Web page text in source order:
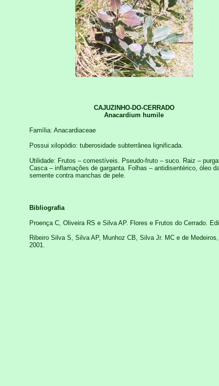
CAJUZINHO-DO-CERRADO
Anacardium humile
Família: Anacardiaceae
Possui xilopódio: tuberosidade subterrânea lignificada.
Utilidade: Frutos – comestíveis. Pseudo-fruto – suco. Raiz –
Casca – inflamações de garganta. Folhas – antidisentérico, óleo
semente contra manchas de pele.
Bibliografia
Proença C, Oliveira RS e Silva AP. Flores e Frutos do Cerrado.
Ribeiro Silva S, Silva AP, Munhoz CB, Silva Jr. MC e de
2001.